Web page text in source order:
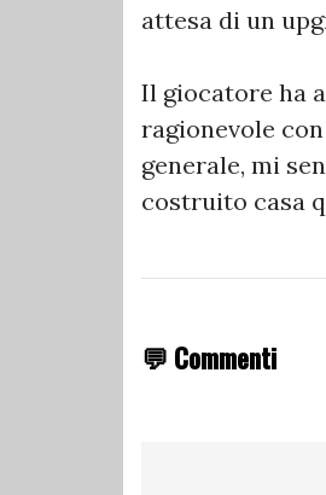
attesa di un
Il giocatore ha
ragionevole
generale, mi
costruito casa
💬 Commenti